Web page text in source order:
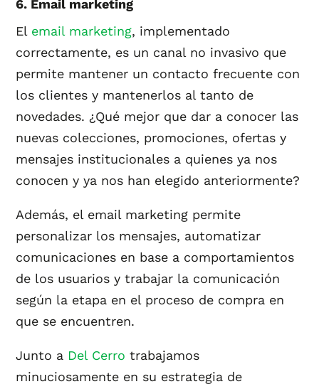
6. Email marketing
El email marketing, implementado
correctamente, es un canal no invasivo que
permite mantener un contacto frecuente con
los clientes y mantenerlos al tanto de
novedades. ¿Qué mejor que dar a conocer las
nuevas colecciones, promociones, ofertas y
mensajes institucionales a quienes ya nos
conocen y ya nos han elegido anteriormente?
Además, el email marketing permite
personalizar los mensajes, automatizar
comunicaciones en base a comportamientos
de los usuarios y trabajar la comunicación
según la etapa en el proceso de compra en
que se encuentren.
Junto a Del Cerro trabajamos
minuciosamente en su estrategia de